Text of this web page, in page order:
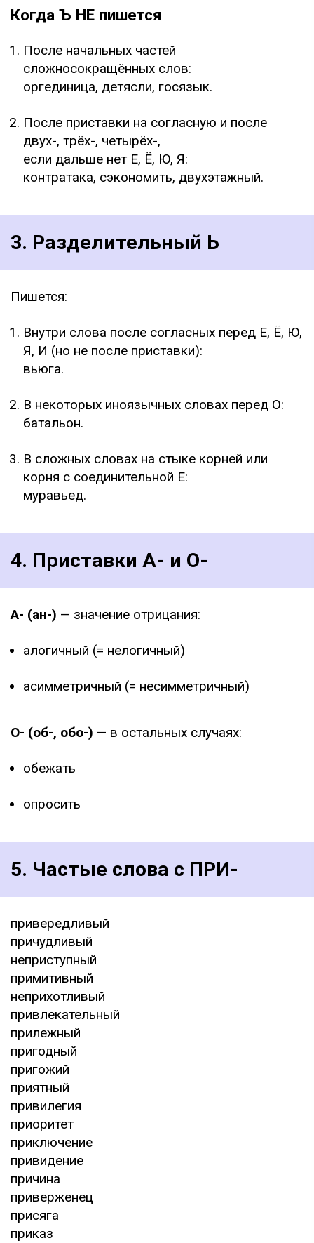
Когда Ъ НЕ пишется
После начальных частей
сложносокращённых слов:
оргединица, детясли, госязык.
После приставки на согласную и после
двух-, трёх-, четырёх-,
если дальше нет Е, Ё, Ю, Я:
контратака, сэкономить, двухэтажный.
3. Разделительный Ь
Пишется:
Внутри слова после согласных перед Е, Ё, Ю,
Я, И (но не после приставки):
вьюга.
В некоторых иноязычных словах перед О:
батальон.
В сложных словах на стыке корней или
корня с соединительной Е:
муравьед.
4. Приставки А- и О-
А- (ан-) — значение отрицания:
алогичный (= нелогичный)
асимметричный (= несимметричный)
О- (об-, обо-) — в остальных случаях:
обежать
опросить
5. Частые слова с ПРИ-
привередливый
причудливый
неприступный
примитивный
неприхотливый
привлекательный
прилежный
пригодный
пригожий
приятный
привилегия
приоритет
приключение
привидение
причина
приверженец
присяга
приказ